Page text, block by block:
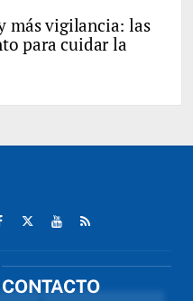
más vigilancia: las
para cuidar la
CONTACTO